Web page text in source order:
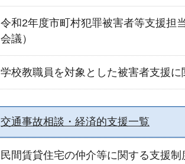
令和2年度市町村犯罪被害者等支援担
会議）
学校教職員を対象とした被害者支援に
交通事故相談・経済的支援一覧
民間賃貸住宅の仲介等に関する支援制